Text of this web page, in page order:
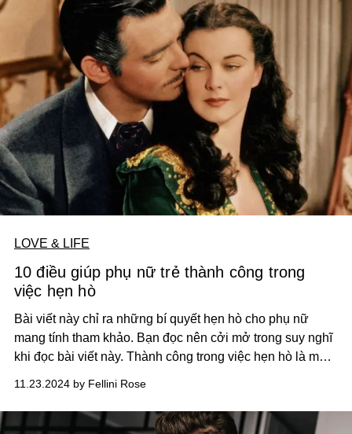
LOVE & LIFE
10 điều giúp phụ nữ trẻ thành công trong
việc hẹn hò
Bài viết này chỉ ra những bí quyết hẹn hò cho phụ nữ
mang tính tham khảo. Bạn đọc nên cởi mở trong suy nghĩ
khi đọc bài viết này. Thành công trong việc hẹn hò là một
phương trình giải mà bạn cần phải tự nghiệm và tìm ra
câu trả lời.
11.23.2024 by Fellini Rose